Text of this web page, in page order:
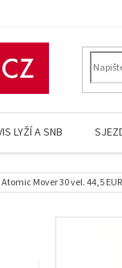
LYŽÍ A SNB
Atomic Mover 30 vel. 44,5